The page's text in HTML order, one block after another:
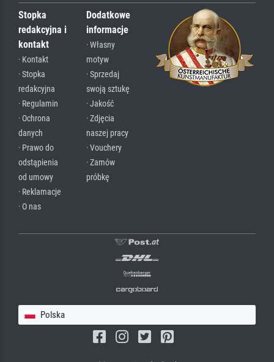
Stopka
redakcyjna i
kontakt
· Kontakt
· Stopka
redakcyjna
· Regulamin
· Ochrona
danych
· Prawo do
odstąpienia
od umowy
· Reklamacje
· O nas
Dodatkowe
informacje
· Własny
motyw
· Sprzedaj
swoją sztukę
· Jakość
· Zdjęcia
naszej pracy
· Vouchery
· Zamów
próbkę
Polska